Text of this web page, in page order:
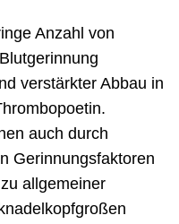
Anzahl von
verstärkter Abbau in
auch durch
Gerinnungsfaktoren
allgemeiner